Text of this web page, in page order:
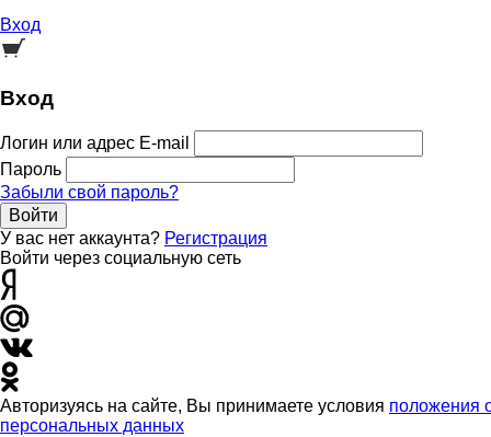
Вход
Вход
Логин или адрес E-mail
Пароль
Забыли свой пароль?
Войти
У вас нет аккаунта? Регистрация
Войти через социальную сеть
Авторизуясь на сайте, Вы принимаете условия положения
персональных данных